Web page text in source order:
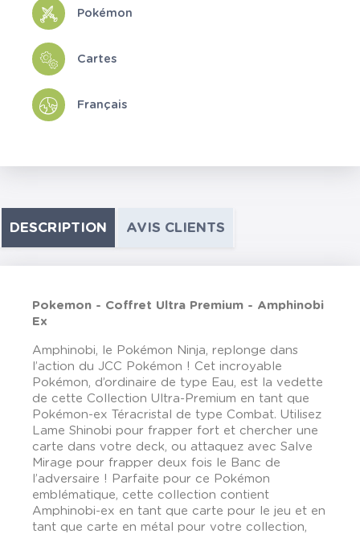
Pokémon
Cartes
Français
DESCRIPTION AVIS CLIENTS
Pokemon - Coffret Ultra Premium - Amphinobi
Ex
Amphinobi, le Pokémon Ninja, replonge dans
l’action du JCC Pokémon ! Cet incroyable
Pokémon, d’ordinaire de type Eau, est la vedette
de cette Collection Ultra-Premium en tant que
Pokémon-ex Téracristal de type Combat. Utilisez
Lame Shinobi pour frapper fort et chercher une
carte dans votre deck, ou attaquez avec Salve
Mirage pour frapper deux fois le Banc de
l’adversaire ! Parfaite pour ce Pokémon
emblématique, cette collection contient
Amphinobi-ex en tant que carte pour le jeu et en
tant que carte en métal pour votre collection,